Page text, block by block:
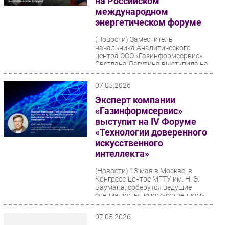
международном
энергетическом форуме
(Новости) Заместитель
начальника Аналитического
центра ООО «Газинформсервис»
Светлана Лагутина выступила на
Российском международном
07.05.2026
Эксперт компании
«Газинформсервис»
выступит на IV Форуме
«Технологии доверенного
искусственного
интеллекта»
(Новости) 13 мая в Москве, в
Конгресс-центре МГТУ им. Н. Э.
Баумана, соберутся ведущие
специалисты по искусственному
интеллекту и информационной...
07.05.2026